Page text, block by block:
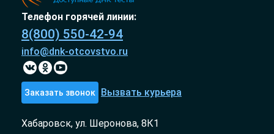
Телефон горячей линии:
8(800) 550-42-94
info@dnk-otcovstvo.ru
Заказать звонок Вызвать курьера
Хабаровск, ул. Шеронова, 8К1